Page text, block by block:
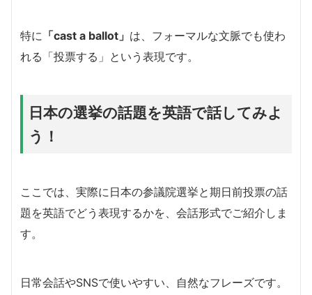
特に 「cast a ballot」 は、フォーマルな文脈でも使わ
れる「投票する」という表現です。
日本の選挙の話題を英語で話してみよ
う！
ここでは、実際に日本の参議院選挙と期日前投票の話
題を英語でどう表現するかを、会話形式でご紹介しま
す。
日常会話やSNSで使いやすい、自然なフレーズです。